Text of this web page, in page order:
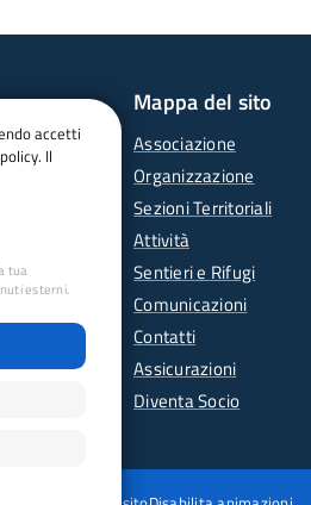
Mappa del sito
Associazione
Organizzazione
Sezioni Territoriali
Attività
Sentieri e Rifugi
Comunicazioni
Contatti
Assicurazioni
Diventa Socio
accetti
Il
tua
esterni.